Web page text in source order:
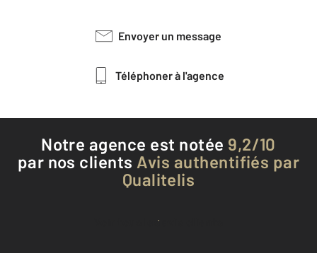
Envoyer un message
Téléphoner à l'agence
Notre agence est notée 9,2/10
par nos clients Avis authentifiés par
Qualitelis
Voir tous les avis clients